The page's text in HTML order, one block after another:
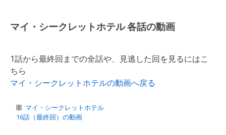
マイ・シークレットホテル 各話の動画
1話から最終回までの全話や、見逃した回を見るにはこ
ちら
マイ・シークレットホテルの動画へ戻る
マイ・シークレットホテル
16話（最終回）の動画